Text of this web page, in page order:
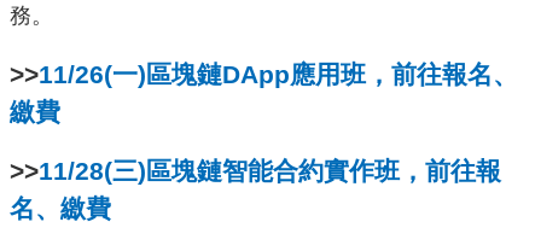
務。
>>11/26(一)區塊鏈DApp應用班，前往報名、
繳費
>>11/28(三)區塊鏈智能合約實作班，前往報
名、繳費